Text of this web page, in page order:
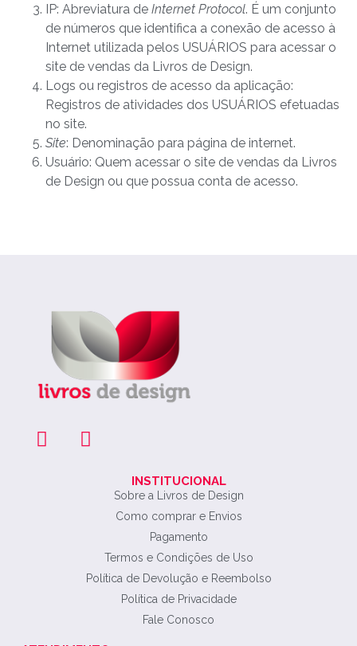
IP: Abreviatura de Internet Protocol. É um conjunto
de números que identifica a conexão de acesso à
Internet utilizada pelos USUÁRIOS para acessar o
site de vendas da Livros de Design.
Logs ou registros de acesso da aplicação:
Registros de atividades dos USUÁRIOS efetuadas
no site.
Site: Denominação para página de internet.
Usuário: Quem acessar o site de vendas da Livros
de Design ou que possua conta de acesso.
INSTITUCIONAL
Sobre a Livros de Design
Como comprar e Envios
Pagamento
Termos e Condições de Uso
Política de Devolução e Reembolso
Política de Privacidade
Fale Conosco